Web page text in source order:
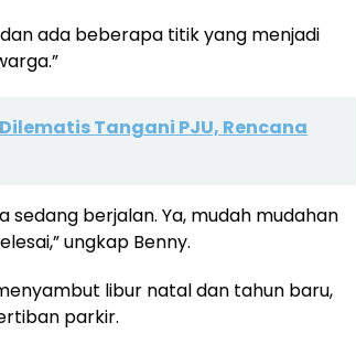
ada beberapa titik yang menjadi
Tangani PJU, Rencana
sedang berjalan. Ya, mudah mudahan
ungkap Benny.
libur natal dan tahun baru,
parkir.